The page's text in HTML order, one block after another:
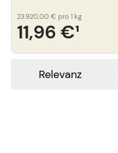
11,96 €¹
23.920,00 € pro 1 kg